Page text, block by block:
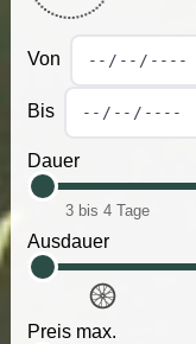
Von
Bis
Dauer
3 bis 4 Tage
Ausdauer
Preis max.